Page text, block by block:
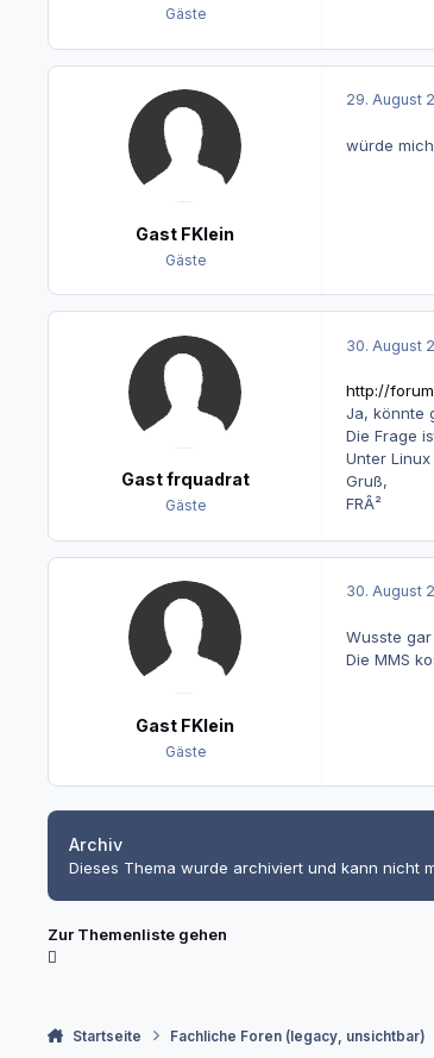
Gäste
Gast FKlein
Gäste
29. August
würde
Gast frquadrat
Gäste
30. August
http://
Ja, könnte
Die Frage
Unter
Gruß,
FRÂ²
Gast FKlein
Gäste
30. August
Wusste
Die MMS
Archiv
Dieses Thema wurde archiviert und kann nicht
Zur Themenliste gehen
Startseite Fachliche Foren (legacy, unsichtbar)